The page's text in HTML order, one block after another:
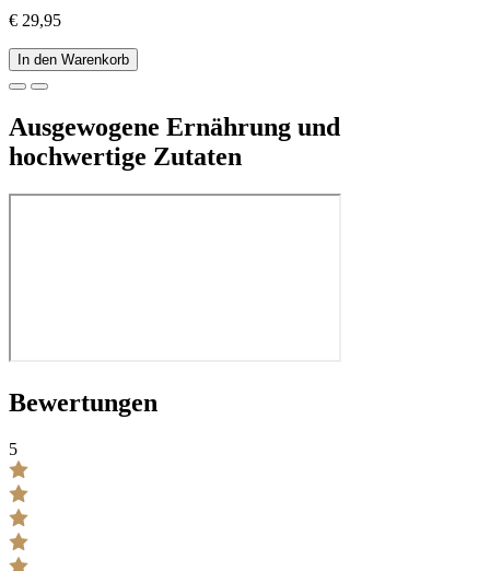
€ 29,95
In den Warenkorb
Ausgewogene Ernährung und
hochwertige Zutaten
Bewertungen
5